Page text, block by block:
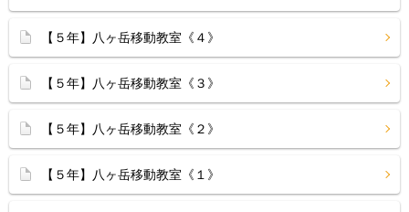
【５年】八ヶ岳移動教室《４》
【５年】八ヶ岳移動教室《３》
【５年】八ヶ岳移動教室《２》
【５年】八ヶ岳移動教室《１》